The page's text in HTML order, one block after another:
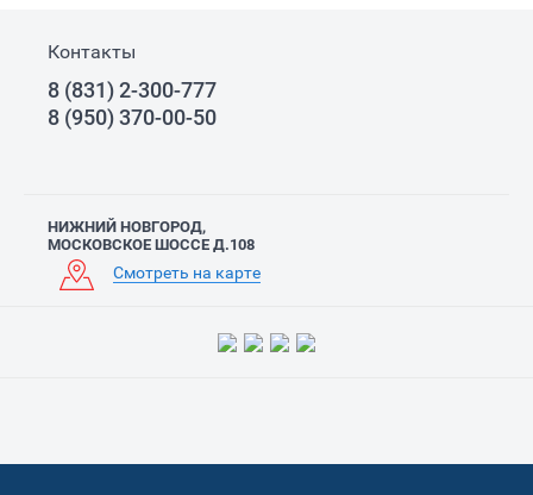
Контакты
8 (831) 2-300-777
8 (950) 370-00-50
НИЖНИЙ НОВГОРОД,
МОСКОВСКОЕ ШОССЕ Д.108
Смотреть на карте